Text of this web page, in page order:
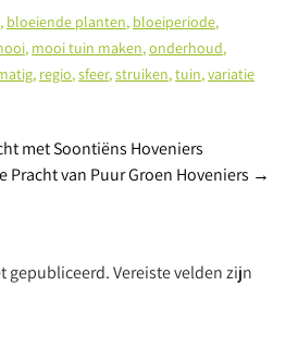
, bloeiende planten, bloeiperiode,
, mooi tuin maken,onderhoud,
, regio,sfeer,struiken,tuin,variatie
met Soontiëns Hoveniers
van Puur Groen Hoveniers →
gepubliceerd.Vereiste velden zijn